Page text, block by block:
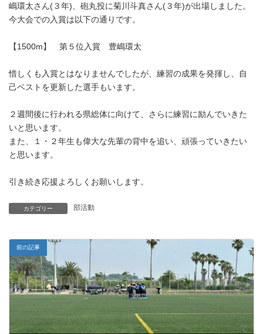
嶋環太さん(３年)、砲丸投に菊川斗真さん(３年)が出場しました。
今大会での入賞は以下の通りです。
【1500m】 第５位入賞 豊嶋環太
惜しくも入賞とはなりませんでしたが、練習の成果を発揮し、自
己ベストを更新した選手もいます。
２週間後に行われる県総体に向けて、さらに練習に励んでいきた
いと思います。
また、１・２年生も偉大な先輩の背中を追い、頑張っていきたい
と思います。
引き続き応援よろしくお願いします。
カテゴリー 部活動
前の記事